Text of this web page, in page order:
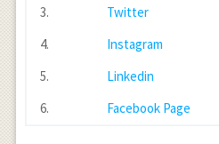
3.
Twitter
4.
Instagram
5.
Linkedin
6.
Facebook Page